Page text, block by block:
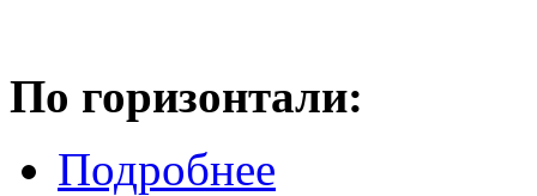
По горизонтали:
Подробнее